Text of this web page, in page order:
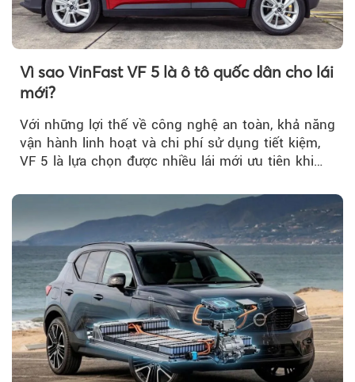
Vì sao VinFast VF 5 là ô tô quốc dân cho lái
mới?
Với những lợi thế về công nghệ an toàn, khả năng
vận hành linh hoạt và chi phí sử dụng tiết kiệm,
VF 5 là lựa chọn được nhiều lái mới ưu tiên khi